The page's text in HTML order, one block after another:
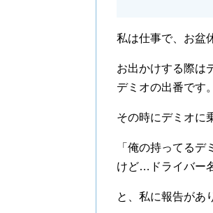
私は仕事で、お盆
お出かけする際は
デミオの出番です
その時にデミオに
「俺の持ってる
けど…ドライバー名
と、私に報告があ